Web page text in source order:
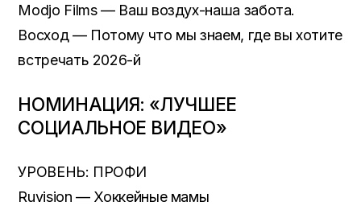
Modjo Films — Ваш воздух-наша забота.
Восход — Потому что мы знаем, где вы хотите
встречать 2026-й
НОМИНАЦИЯ: «ЛУЧШЕЕ
СОЦИАЛЬНОЕ ВИДЕО»
УРОВЕНЬ: ПРОФИ
Ruvision — Хоккейные мамы